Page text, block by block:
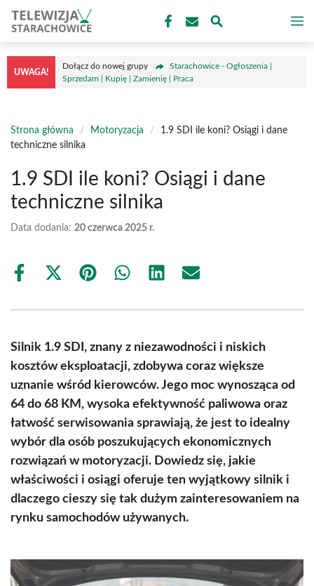
treści
UWAGA!
Dołącz do nowej grupy
Starachowice - Ogłoszenia |
Sprzedam | Kupię | Zamienię | Praca
Strona główna / Motoryzacja /
1.9 SDI ile koni? Osiągi i dane
techniczne silnika
1.9 SDI ile koni? Osiągi i dane
techniczne silnika
Data dodania: 20 czerwca 2025 r.
Share
Share
(Twitter)
Share Share Share Share
Silnik 1.9 SDI, znany z niezawodności i niskich
kosztów eksploatacji, zdobywa coraz większe
uznanie wśród kierowców. Jego moc wynosząca od
64 do 68 KM, wysoka efektywność paliwowa oraz
łatwość serwisowania sprawiają, że jest to idealny
wybór dla osób poszukujących ekonomicznych
rozwiązań w motoryzacji. Dowiedz się, jakie
właściwości i osiągi oferuje ten wyjątkowy silnik i
dlaczego cieszy się tak dużym zainteresowaniem na
rynku samochodów używanych.